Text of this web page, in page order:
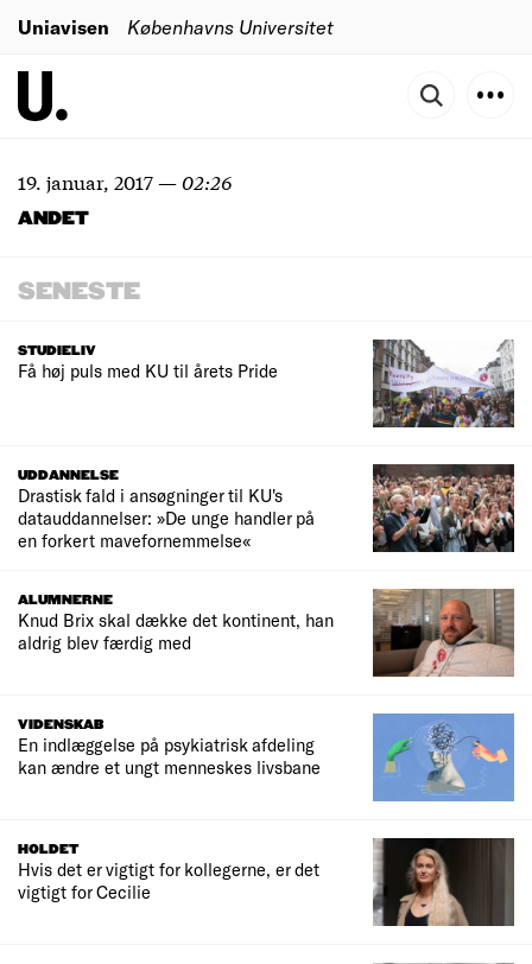
Uniavisen Københavns Universitet
19. januar, 2017—02:26
ANDET
SENESTE
STUDIELIV
Få høj puls med KU til årets Pride
UDDANNELSE
Drastisk fald i ansøgninger til KU's
datauddannelser: »De unge handler på
en forkert mavefornemmelse«
ALUMNERNE
Knud Brix skal dække det kontinent, han
aldrig blev færdig med
VIDENSKAB
En indlæggelse på psykiatrisk afdeling
kan ændre et ungt menneskes livsbane
HOLDET
Hvis det er vigtigt for kollegerne, er det
vigtigt for Cecilie